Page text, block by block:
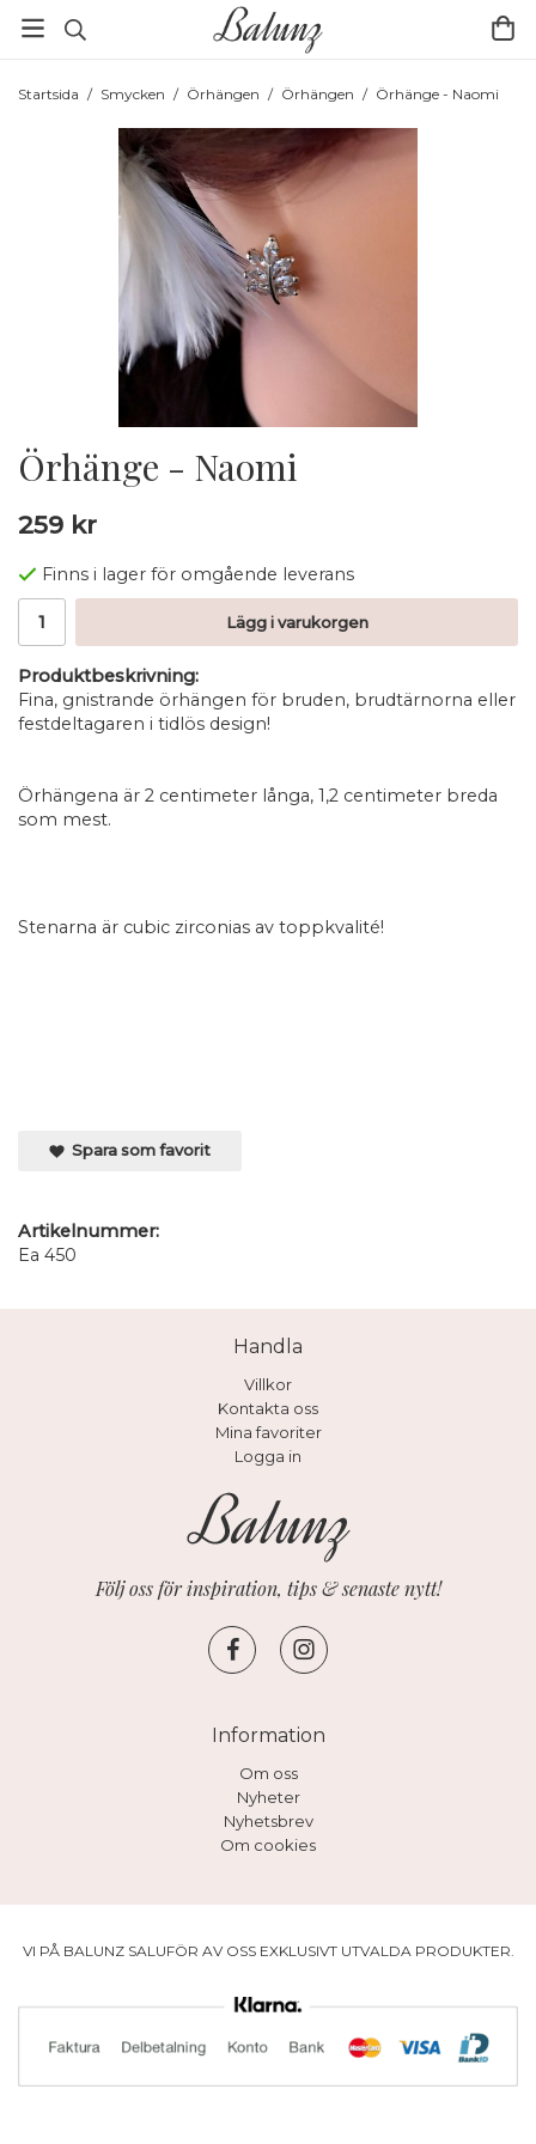
Startsida / Smycken / Örhängen / Örhängen / Örhänge - Naomi
Örhänge - Naomi
259 kr
Finns i lager för omgående leverans
Lägg i varukorgen
Produktbeskrivning:
Fina, gnistrande örhängen för bruden, brudtärnorna eller
festdeltagaren i tidlös design!
Örhängena är 2 centimeter långa, 1,2 centimeter breda
som mest.
Stenarna är cubic zirconias av toppkvalité!
Spara som favorit
Artikelnummer:
Ea 450
Handla
Villkor
Kontakta oss
Mina favoriter
Logga in
Följ oss för inspiration, tips & senaste nytt!
Information
Om oss
Nyheter
Nyhetsbrev
Om cookies
VI PÅ BALUNZ SALUFÖR AV OSS EXKLUSIVT UTVALDA PRODUKTER.